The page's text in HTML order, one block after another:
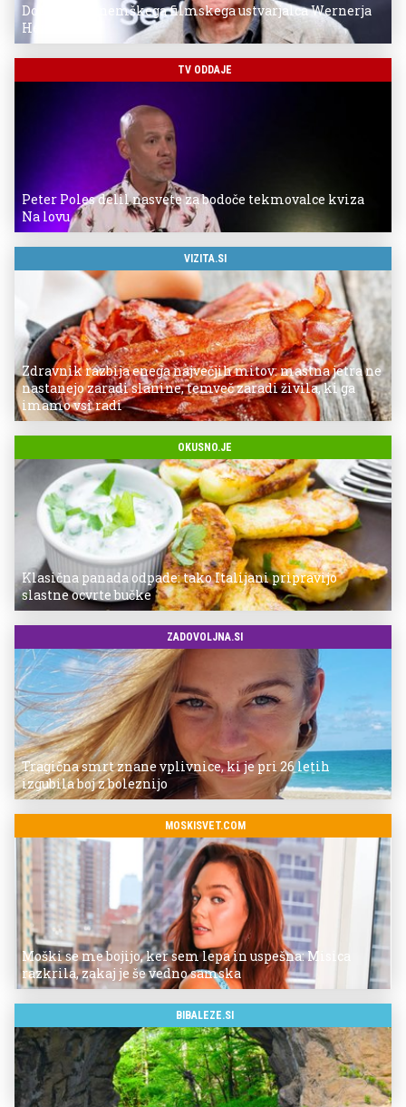
Donostia za nemškega filmskega ustvarjalca Wernerja
Herzoga
TV ODDAJE
Peter Poles delil nasvete za bodoče tekmovalce kviza
Na lovu
VIZITA.SI
Zdravnik razbija enega največjih mitov: mastna jetra ne
nastanejo zaradi slanine, temveč zaradi živila, ki ga
imamo vsi radi
OKUSNO.JE
Klasična panada odpade: tako Italijani pripravijo
slastne ocvrte bučke
ZADOVOLJNA.SI
Tragična smrt znane vplivnice, ki je pri 26 letih
izgubila boj z boleznijo
MOSKISVET.COM
Moški se me bojijo, ker sem lepa in uspešna: Misica
razkrila, zakaj je še vedno samska
BIBALEZE.SI